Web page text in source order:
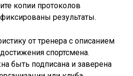
копии протоколов
результаты.
от тренера с описанием
спортсмена.
быть подписана и заверена